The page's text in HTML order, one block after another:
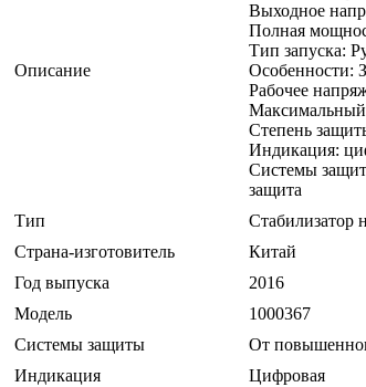
Описание
Выходное
Полная
Тип запуска:
Особенности:
Рабочее
Степень
Индикация:
Системы
защита
Тип
Стабилизатор
Страна-изготовитель
Китай
Год выпуска
2016
Модель
1000367
Системы защиты
От
Индикация
Цифровая